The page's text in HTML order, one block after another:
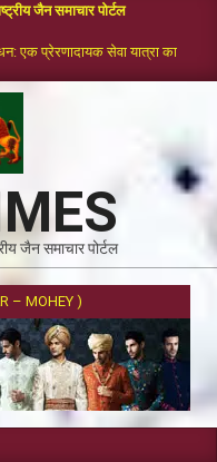
जैन समाचार पोर्टल
एक प्रेरणादायक सेवा यात्रा का समापन
जैन समाचार पोर्टल
– MOHEY )